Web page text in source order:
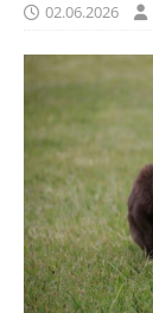
02.06.2026